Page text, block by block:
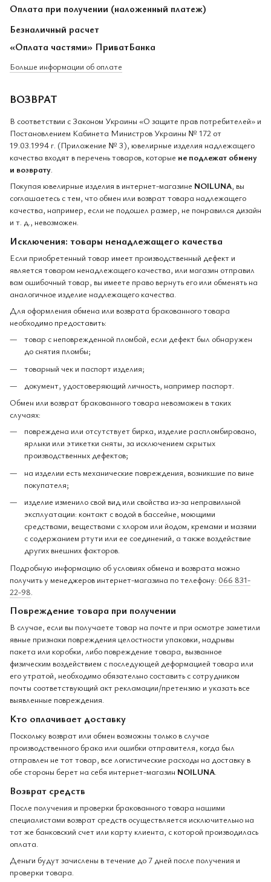
Оплата при получении (наложенный платеж)
Безналичный расчет
«Оплата частями» ПриватБанка
Больше информации об оплате
ВОЗВРАТ
В соответствии с Законом Украины «О защите прав потребителей» и
Постановлением Кабинета Министров Украины № 172 от
19.03.1994 г. (Приложение № 3), ювелирные изделия надлежащего
качества входят в перечень товаров, которые не подлежат обмену
и возврату.
Покупая ювелирные изделия в интернет-магазине NOILUNA, вы
соглашаетесь с тем, что обмен или возврат товара надлежащего
качества, например, если не подошел размер, не понравился дизайн
и т. д., невозможен.
Исключения: товары ненадлежащего качества
Если приобретенный товар имеет производственный дефект и
является товаром ненадлежащего качества, или магазин отправил
вам ошибочный товар, вы имеете право вернуть его или обменять на
аналогичное изделие надлежащего качества.
Для оформления обмена или возврата бракованного товара
необходимо предоставить:
товар с неповрежденной пломбой, если дефект был обнаружен
до снятия пломбы;
товарный чек и паспорт изделия;
документ, удостоверяющий личность, например паспорт.
Обмен или возврат бракованного товара невозможен в таких
случаях:
повреждена или отсутствует бирка, изделие распломбировано,
ярлыки или этикетки сняты, за исключением скрытых
производственных дефектов;
на изделии есть механические повреждения, возникшие по вине
покупателя;
изделие изменило свой вид или свойства из-за неправильной
эксплуатации: контакт с водой в бассейне, моющими
средствами, веществами с хлором или йодом, кремами и мазями
с содержанием ртути или ее соединений, а также воздействие
других внешних факторов.
Подробную информацию об условиях обмена и возврата можно
получить у менеджеров интернет-магазина по телефону: 066 831-
22-98
Повреждение товара при получении
В случае, если вы получаете товар на почте и при осмотре заметили
явные признаки повреждения целостности упаковки, надрывы
пакета или коробки, либо повреждение товара, вызванное
физическим воздействием с последующей деформацией товара или
его утратой, необходимо обязательно составить с сотрудником
почты соответствующий акт рекламации/претензию и указать все
выявленные повреждения.
Кто оплачивает доставку
Поскольку возврат или обмен возможны только в случае
производственного брака или ошибки отправителя, когда был
отправлен не тот товар, все логистические расходы на доставку в
обе стороны берет на себя интернет-магазин NOILUNA.
Возврат средств
После получения и проверки бракованного товара нашими
специалистами возврат средств осуществляется исключительно на
тот же банковский счет или карту клиента, с которой производилась
оплата.
Деньги будут зачислены в течение до 7 дней после получения и
проверки товара.